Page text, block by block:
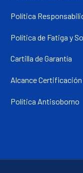
Política
Política de Fatiga y
Cartilla de Garantía
Alcance
Política Antisoborno